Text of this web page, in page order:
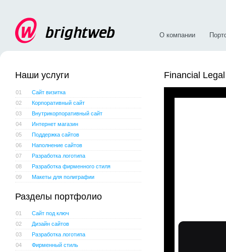
О компании
Financial
Наши услуги
01
Сайт визитка
02
Корпоративный сайт
03
Внутрикорпоративный сайт
04
Интернет магазин
05
Поддержка сайтов
06
Наполнение сайтов
07
Разработка логотипа
08
Разработка фирменного стиля
09
Макеты для полиграфии
Разделы портфолио
01
Сайт под ключ
02
Дизайн сайтов
03
Разработка логотипа
04
Фирменный стиль